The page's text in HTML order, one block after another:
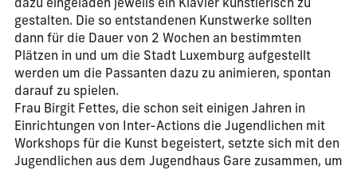
dazu eingeladen jeweils ein Klavier künstlerisch zu
gestalten. Die so entstandenen Kunstwerke sollten
dann für die Dauer von 2 Wochen an bestimmten
Plätzen in und um die Stadt Luxemburg aufgestellt
werden um die Passanten dazu zu animieren, spontan
darauf zu spielen.
Frau Birgit Fettes, die schon seit einigen Jahren in
Einrichtungen von Inter-Actions die Jugendlichen mit
Workshops für die Kunst begeistert, setzte sich mit den
Jugendlichen aus dem Jugendhaus Gare zusammen, um